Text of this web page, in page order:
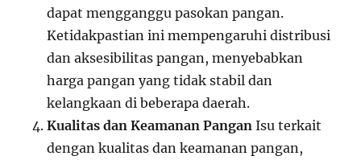
dapat mengganggu pasokan pangan.
Ketidakpastian ini mempengaruhi distribusi
dan aksesibilitas pangan, menyebabkan
harga pangan yang tidak stabil dan
kelangkaan di beberapa daerah.
Kualitas dan Keamanan Pangan Isu terkait
dengan kualitas dan keamanan pangan,